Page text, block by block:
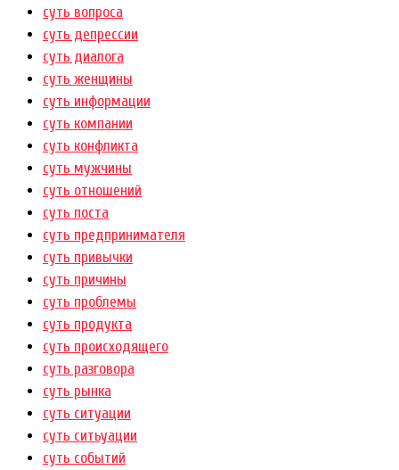
суть вопроса
суть депрессии
суть диалога
суть женщины
суть информации
суть компании
суть конфликта
суть мужчины
суть отношений
суть поста
суть предпринимателя
суть привычки
суть причины
суть проблемы
суть продукта
суть происходящего
суть разговора
суть рынка
суть ситуации
суть ситьуации
суть событий